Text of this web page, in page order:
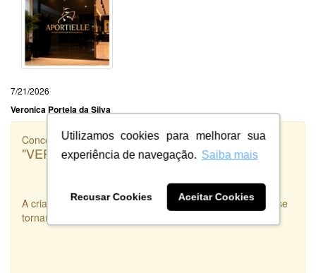
Utilizamos cookies para melhorar sua
experiência de navegação. Saiba mais
Recusar Cookies Aceitar Cookies
7/21/2026
Veronica Portela da Silva
Concorrência
"VERSADOS.RS"
A criatividade e disponibilidade são duas qualidades que se
tornam uma Arte real. Criatividade e Disponibilidade.